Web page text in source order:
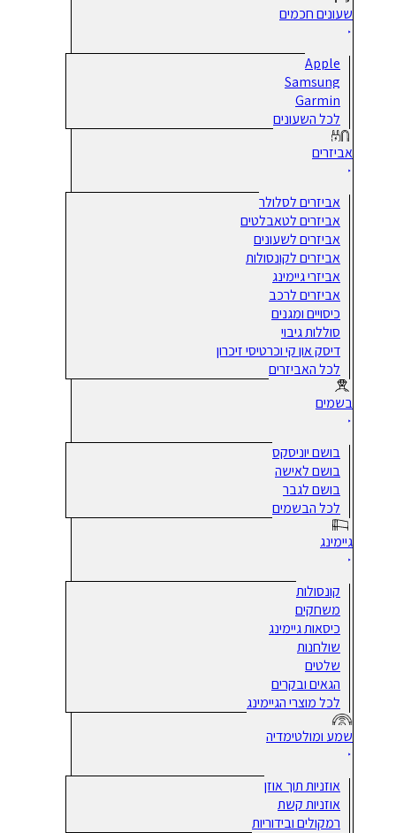
שעונים חכמים
Apple
Samsung
Garmin
לכל השעונים
אביזרים
אביזרים לסלולר
אביזרים לטאבלטים
אביזרים לשעונים
אביזרים לקונסולות
אביזרי גיימינג
אביזרים לרכב
כיסויים ומגנים
סוללות גיבוי
דיסק און קי וכרטיסי זיכרון
לכל האביזרים
בשמים
בושם יוניסקס
בושם לאישה
בושם לגבר
לכל הבשמים
גיימינג
קונסולות
משחקים
כיסאות גיימינג
שולחנות
שלטים
הגאים ובקרים
לכל מוצרי הגיימינג
שמע ומולטימדיה
אוזניות תוך אוזן
אוזניות קשת
רמקולים ובידוריות